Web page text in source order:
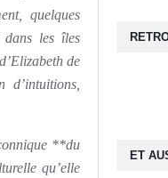
quelques
dans les îles
de
**du
qu’elle
ET